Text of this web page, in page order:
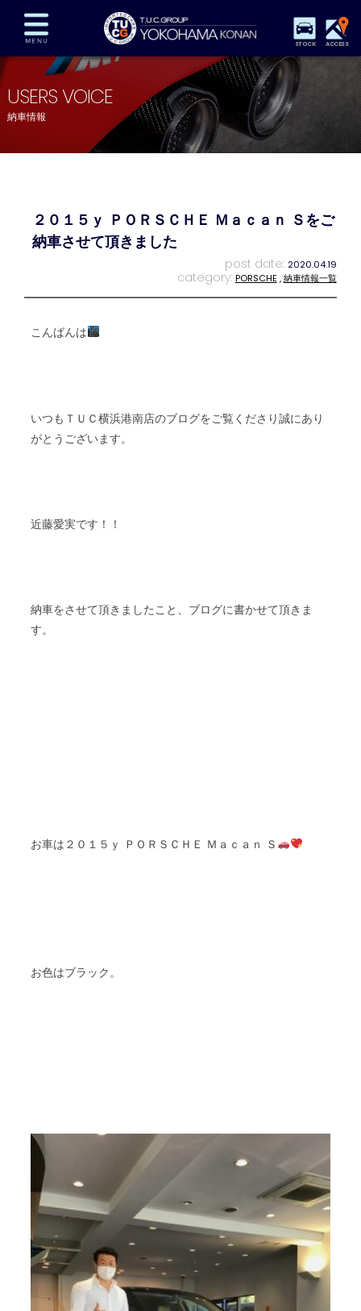
STOCK ACCESS
在庫車両情報 保証&サービス パーツリスト
TUCとは？ 店舗情報 アクセスマップ
全国納車 特別作業 注文販売
プライバシーポリシー スタッフblog
USERS VOICE
納車情報
２０１５ｙ ＰＯＲＳＣＨＥ Ｍａｃａｎ Ｓをご
納車させて頂きました
post date: 2020.04.19
category: PORSCHE,納車情報一覧
こんばんは
いつも ＴＵＣ横浜港南店のブログをご覧くださり誠にあり
がとうございます。
近藤愛実です！！
納車をさせて頂きましたこと、ブログに書かせて頂きま
す。
お車は２０１５ｙ ＰＯＲＳＣＨＥ Ｍａｃａｎ Ｓ
お色はブラック 。